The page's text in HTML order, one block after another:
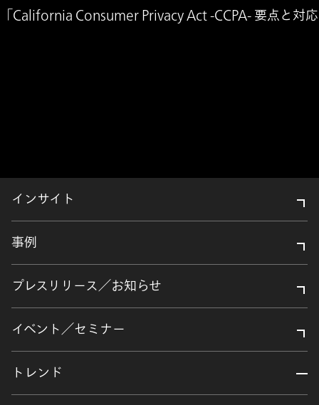
「California Consumer Privacy Act -CCPA- 要点と対
インサイト
事例
プレスリリース／お知らせ
イベント／セミナー
トレンド